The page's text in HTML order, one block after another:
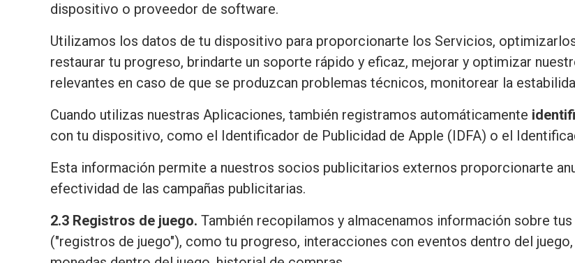
dispositivo o proveedor de software.
Utilizamos los datos de tu dispositivo para proporcionarte los Servicios,
restaurar tu progreso, brindarte un soporte rápido y eficaz, mejorar y optimizar
relevantes en caso de que se produzcan problemas técnicos, monitorear la
Cuando utilizas nuestras Aplicaciones, también registramos automáticamente
con tu dispositivo, como el Identificador de Publicidad de Apple (IDFA) o el
Esta información permite a nuestros socios publicitarios externos proporcionarte
efectividad de las campañas publicitarias.
2.3 Registros de juego. También recopilamos y almacenamos información sobre
("registros de juego"), como tu progreso, interacciones con eventos dentro del